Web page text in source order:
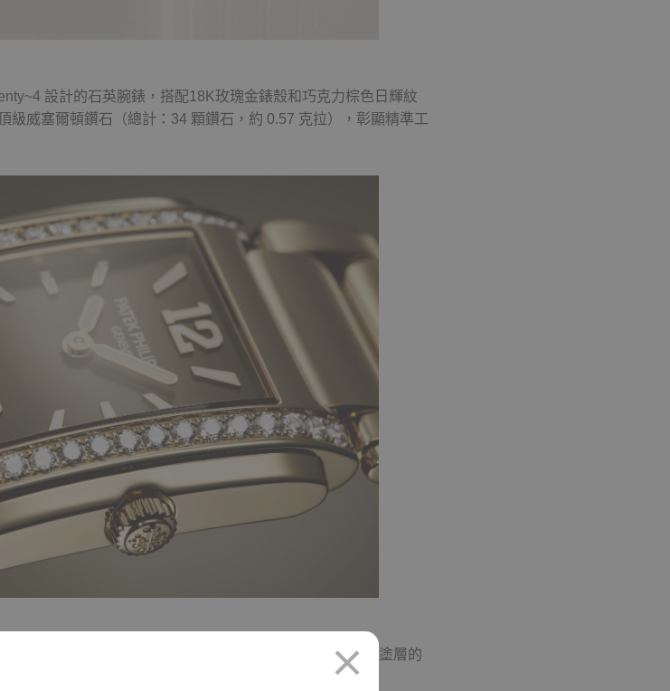
設計的石英腕錶，搭配18K玫瑰金錶殼和巧克力棕色日輝紋
級威塞爾頓鑽石（總計：34 顆鑽石，約 0.57 克拉），彰顯精準工
體梯形時標及圓潤的巴頓式指標，這些元素均採用覆螢光塗層的
圖案。玫瑰金錶鏈搭配摺疊式表扣。